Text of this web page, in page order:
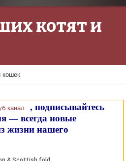
котят и
кошек
канал
, подписывайтесь
— всегда новые
жизни нашего